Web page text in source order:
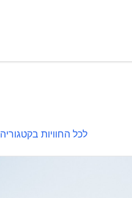
לכל החוויות בקטגוריה